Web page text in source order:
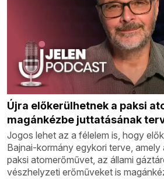
Újra előkerülhetnek a paksi
magánkézbe juttatásának
Jogos lehet az a félelem is, hogy
Bajnai-kormány egykori terve,
paksi atomerőművet, az állami
vészhelyzeti erőműveket is